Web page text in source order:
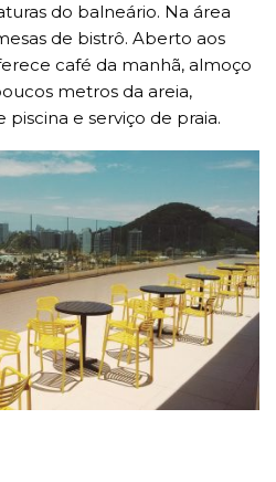
do balneário. Na área
de bistrô. Aberto aos
café da manhã, almoço
metros da areia,
e serviço de praia.